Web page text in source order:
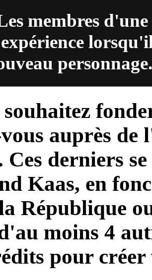
membres
souhaitez
auprès de
Ces derniers
Kaas, en
République
moins 4
pour